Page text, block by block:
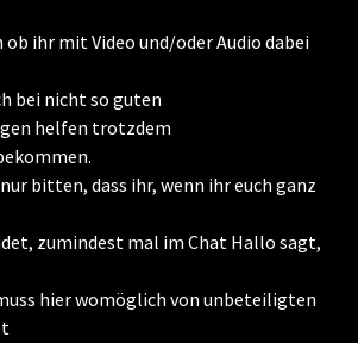
ihr mit Video und/oder Audio dabei
bei nicht so guten
helfen trotzdem
bitten, dass ihr, wenn ihr euch ganz
zumindest mal im Chat Hallo sagt,
hier womöglich von unbeteiligten